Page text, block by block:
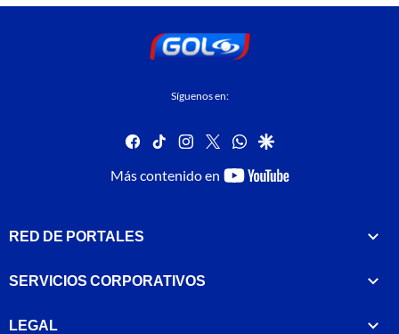
Síguenos en:
facebook
tiktok instagram
twitterwhatsapp
google
Más contenido en
youtube-
RED DE PORTALES
SERVICIOS CORPORATIVOS
LEGAL